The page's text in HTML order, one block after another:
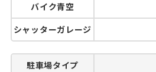
バイク青空
シャッターガレージ
駐車場タイプ